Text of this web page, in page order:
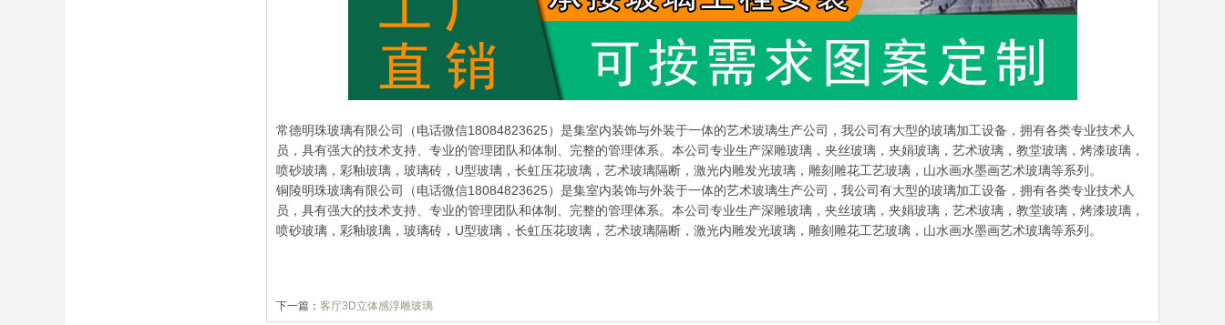
常德明珠玻璃有限公司（电话微信18084823625）是集室内装饰与外装于一体的艺术玻璃生产公司，我公司有大型的玻璃加工设备，拥有各类专业技术人
员，具有强大的技术支持、专业的管理团队和体制、完整的管理体系。本公司专业生产深雕玻璃，夹丝玻璃，夹娟玻璃，艺术玻璃，教堂玻璃，烤漆玻璃，
喷砂玻璃，彩釉玻璃，玻璃砖，U型玻璃，长虹压花玻璃，艺术玻璃隔断，激光内雕发光玻璃，雕刻雕花工艺玻璃，山水画水墨画艺术玻璃等系列。
铜陵明珠玻璃有限公司（电话微信18084823625）是集室内装饰与外装于一体的艺术玻璃生产公司，我公司有大型的玻璃加工设备，拥有各类专业技术人
员，具有强大的技术支持、专业的管理团队和体制、完整的管理体系。本公司专业生产深雕玻璃，夹丝玻璃，夹娟玻璃，艺术玻璃，教堂玻璃，烤漆玻璃，
喷砂玻璃，彩釉玻璃，玻璃砖，U型玻璃，长虹压花玻璃，艺术玻璃隔断，激光内雕发光玻璃，雕刻雕花工艺玻璃，山水画水墨画艺术玻璃等系列。
下一篇： 客厅3D立体感浮雕玻璃